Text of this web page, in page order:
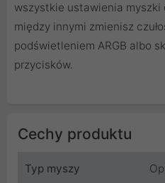
wszystkie ustawienia
między innymi zmienisz
podświetleniem ARGB albo
przycisków.
Cechy produktu
Typ myszy